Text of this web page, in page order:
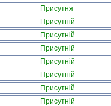
Присутня
Присутній
Присутній
Присутній
Присутній
Присутній
Присутній
Присутній